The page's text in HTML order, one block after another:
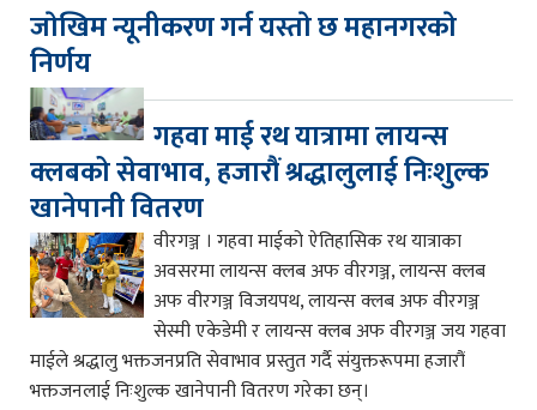
जाेखिम न्यूनीकरण गर्न यस्ताे छ महानगरकाे
निर्णय
गहवा माई रथ यात्रामा लायन्स
क्लबको सेवाभाव, हजारौं श्रद्धालुलाई निःशुल्क
खानेपानी वितरण
वीरगञ्ज । गहवा माईको ऐतिहासिक रथ यात्राका
अवसरमा लायन्स क्लब अफ वीरगञ्ज, लायन्स क्लब
अफ वीरगञ्ज विजयपथ, लायन्स क्लब अफ वीरगञ्ज
सेस्मी एकेडेमी र लायन्स क्लब अफ वीरगञ्ज जय गहवा
माईले श्रद्धालु भक्तजनप्रति सेवाभाव प्रस्तुत गर्दै संयुक्तरूपमा हजारौं
भक्तजनलाई निःशुल्क खानेपानी वितरण गरेका छन्।